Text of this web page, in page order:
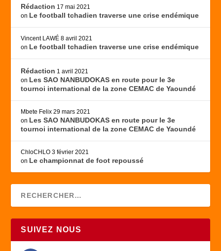
Rédaction 17 mai 2021
on Le football tchadien traverse une crise endémique
Vincent LAWÉ 8 avril 2021
on Le football tchadien traverse une crise endémique
Rédaction 1 avril 2021
on Les SAO NANBUDOKAS en route pour le 3e
tournoi international de la zone CEMAC de Yaoundé
Mbete Felix 29 mars 2021
on Les SAO NANBUDOKAS en route pour le 3e
tournoi international de la zone CEMAC de Yaoundé
ChloCHLO 3 février 2021
on Le championnat de foot repoussé
SUIVEZ NOUS